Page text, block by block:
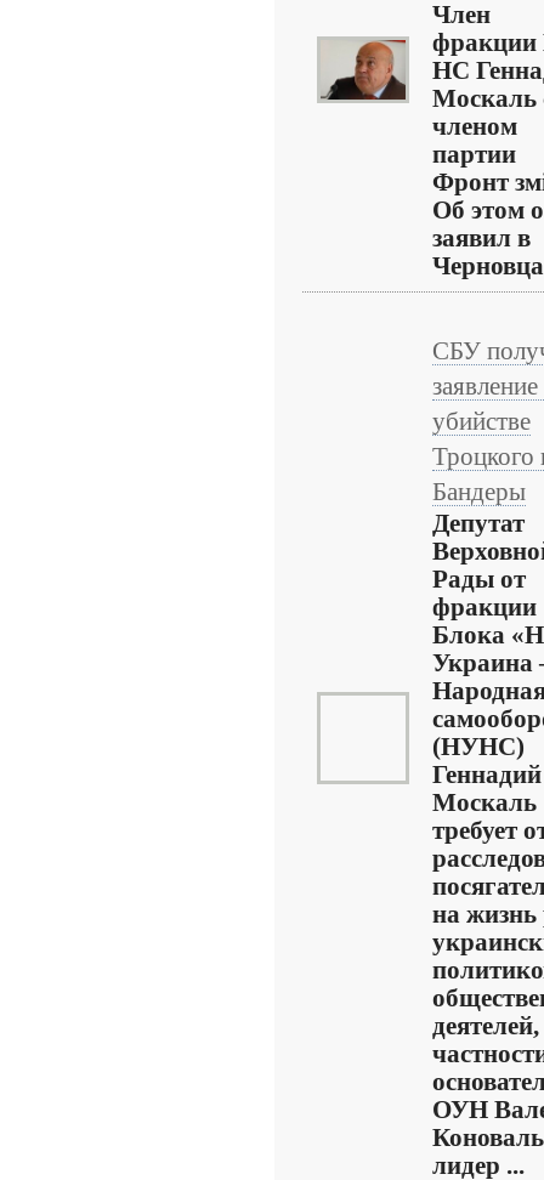
Член
НС
Москаль
членом
партии
Фронт
Об этом
заявил в
СБУ
убийстве
Троцкого
Бандеры
Депутат
Рады от
фракции
Блока
(НУНС)
Геннадий
Москаль
требует
на жизнь
ОУН
лидер ...